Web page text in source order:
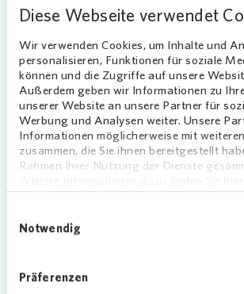
Diese Webseite verwendet
Wir verwenden Cookies, um Inhalte und
personalisieren, Funktionen für soziale
können und die Zugriffe auf unsere
Außerdem geben wir Informationen zu
unserer Website an unsere Partner für
Werbung und Analysen weiter. Unsere
Informationen möglicherweise mit
zusammen, die Sie ihnen bereitgestellt
Rahmen Ihrer Nutzung der Dienste
Notwendig
Präferenzen
Denjenigen Menschen, die
Totalverlust ihrer Wohnung erlitten
deren eigene Wohnung auf längere
unbewohnbar sind, können wir
einen „Neustart“ eine
kurzfristige Übernahme des
anbieten.
Vonoviasteht Betroffenen unter den
aufgeführten E-Mail-Adressen für
Informationen und Anfragen zur
Hilfe für die Stadt Köln